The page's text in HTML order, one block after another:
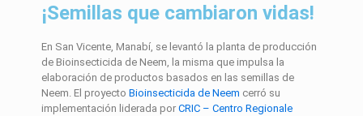
¡Semillas que cambiaron vidas!
En San Vicente, Manabí, se levantó la planta de producción
de Bioinsecticida de Neem, la misma que impulsa la
elaboración de productos basados en las semillas de
Neem. El proyecto Bioinsecticida de Neem cerró su
implementación liderada por CRIC – Centro Regionale